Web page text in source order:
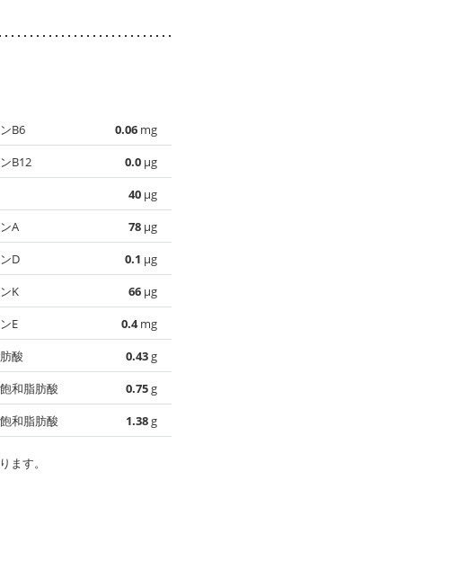
B6 0.06 mg
B12
0.0 µg
40 µg
A
78 µg
D
0.1 µg
K
66 µg
E
0.4mg
酸
0.43g
和脂肪酸
0.75g
和脂肪酸
1.38g
ます。